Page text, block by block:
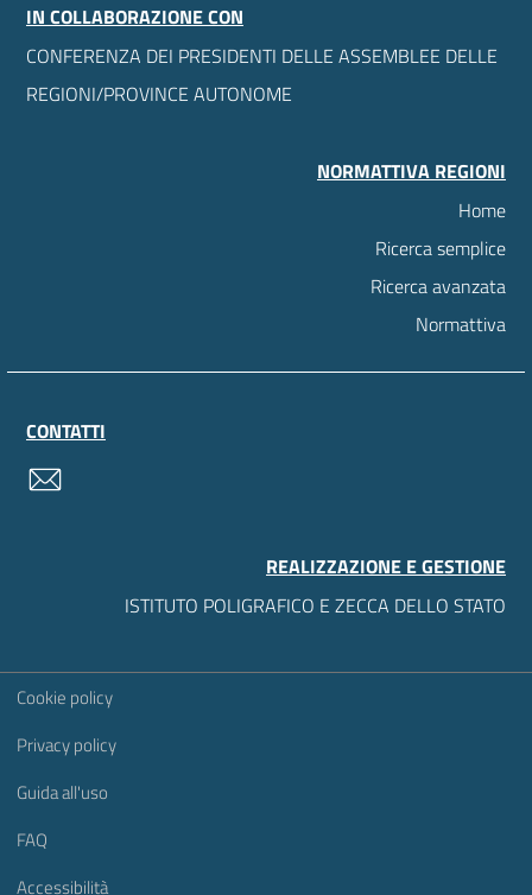
IN COLLABORAZIONE CON
CONFERENZA DEI PRESIDENTI DELLE ASSEMBLEE DELLE
REGIONI/PROVINCE AUTONOME
NORMATTIVA REGIONI
Home
Ricerca semplice
Ricerca avanzata
Normattiva
CONTATTI
REALIZZAZIONE E GESTIONE
ISTITUTO POLIGRAFICO E ZECCA DELLO STATO
Sezione Link Utili
Cookie policy
Privacy policy
Guida all'uso
FAQ
Accessibilità